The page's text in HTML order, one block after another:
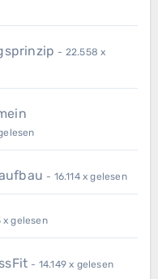
- 22.558 x
- 16.114 x gelesen
x gelesen
- 14.149 x gelesen